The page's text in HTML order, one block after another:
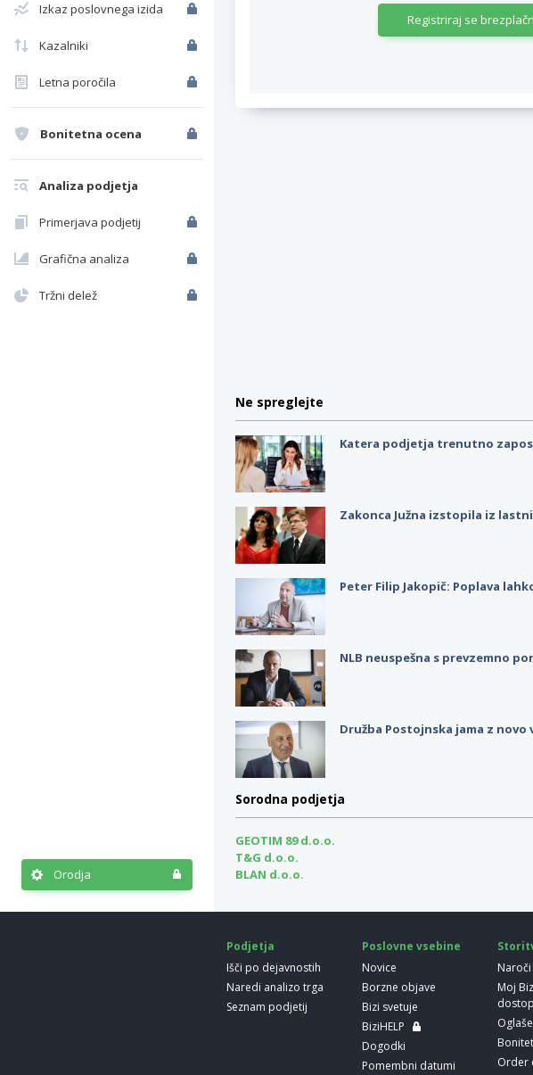
Izkaz poslovnega izida
Kazalniki
Letna poročila
Bonitetna ocena
Analiza podjetja
Primerjava podjetij
Grafična analiza
Tržni delež
Orodja
Registriraj se
Ne spreglejte
Katera podjetja trenutno
Zakonca Južna izstopila iz
Peter Filip Jakopič: Poplava
NLB neuspešna s prevzemno
Družba Postojnska jama z
Sorodna podjetja
GEOTIM 89 d.o.o.
T&G d.o.o.
BLAN d.o.o.
Podjetja
Išči po dejavnostih
Naredi analizo trga
Seznam podjetij
Poslovne vsebine
Novice
Borzne objave
Bizi svetuje
BiziHELP
Dogodki
Pomembni datumi
Moj
Order